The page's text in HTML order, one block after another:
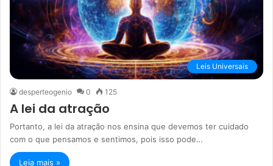
Leis Universais
desperteogenio 0 125
A lei da atração
Portanto, a lei da atração nos ensina que devemos ter cuidado
com o que pensamos e sentimos, pois isso pode…
Leia mais »